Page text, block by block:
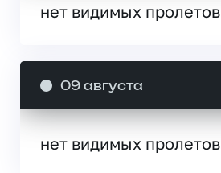
нет видимых пролетов
09 августа
нет видимых пролетов